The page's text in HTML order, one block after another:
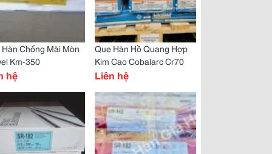
Chống Mài Mòn
Km-350
hệ
Que Hàn Hồ Quang Hợp
Kim Cao Cobalarc Cr70
Liên hệ